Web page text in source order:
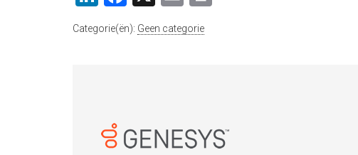
Categorie(ën): Geen categorie